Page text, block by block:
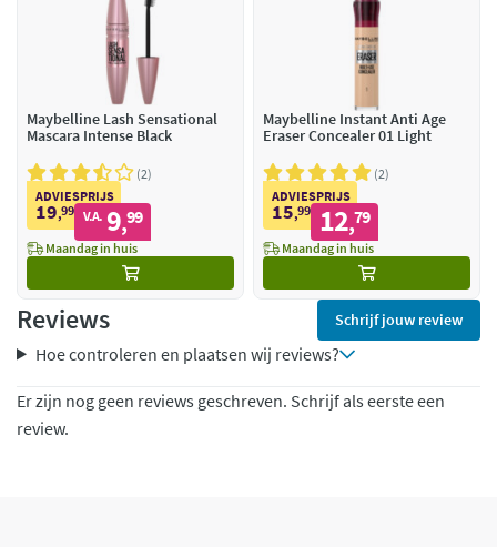
Maybelline Lash Sensational
Mascara Intense Black
2
ADVIESPRIJS
19,99 V.A. 9,99
Maandag in huis
Maybelline Instant Anti Age
Eraser Concealer 01 Light
2
ADVIESPRIJS
15,99 12,79
Maandag in huis
Reviews Schrijf jouw review
Hoe controleren en plaatsen wij reviews?
Er zijn nog geen reviews geschreven. Schrijf als eerste een
review.